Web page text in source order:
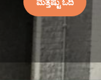
ಮತ್ತಷ್ಟು ಓದಿ